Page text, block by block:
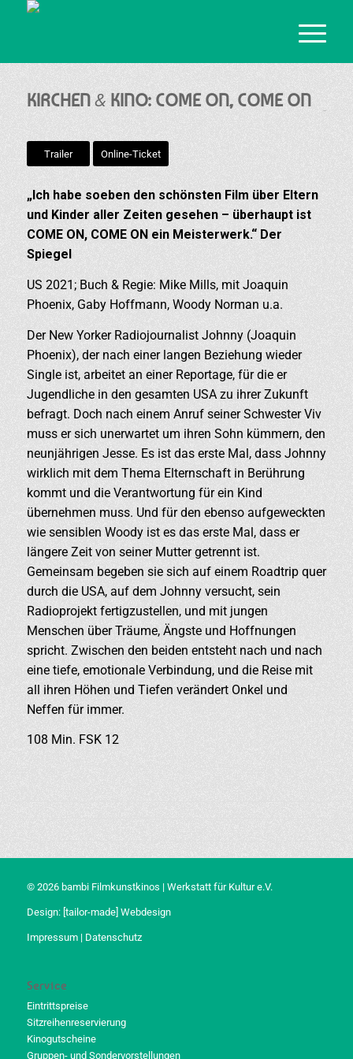
KIRCHEN& KINO: COME ON, COME ON
Trailer Online-Ticket
„Ich habe soeben den schönsten Film über Eltern
und Kinder aller Zeiten gesehen – überhaupt ist
COME ON, COME ON ein Meisterwerk.“ Der
Spiegel
US 2021; Buch & Regie: Mike Mills, mit Joaquin
Phoenix, Gaby Hoffmann, Woody Norman u.a.
Der New Yorker Radiojournalist Johnny (Joaquin
Phoenix), der nach einer langen Beziehung wieder
Single ist, arbeitet an einer Reportage, für die er
Jugendliche in den gesamten USA zu ihrer Zukunft
befragt. Doch nach einem Anruf seiner Schwester Viv
muss er sich unerwartet um ihren Sohn kümmern, den
neunjährigen Jesse. Es ist das erste Mal, dass Johnny
wirklich mit dem Thema Elternschaft in Berührung
kommt und die Verantwortung für ein Kind
übernehmen muss. Und für den ebenso aufgeweckten
wie sensiblen Woody ist es das erste Mal, dass er
längere Zeit von seiner Mutter getrennt ist.
Gemeinsam begeben sie sich auf einem Roadtrip quer
durch die USA, auf dem Johnny versucht, sein
Radioprojekt fertigzustellen, und mit jungen
Menschen über Träume, Ängste und Hoffnungen
spricht. Zwischen den beiden entsteht nach und nach
eine tiefe, emotionale Verbindung, und die Reise mit
all ihren Höhen und Tiefen verändert Onkel und
Neffen für immer.
108 Min. FSK 12
© 2026 bambi Filmkunstkinos | Werkstatt für Kultur e.V.
Design: [tailor-made] Webdesign
Impressum| Datenschutz
Service
Eintrittspreise
Sitzreihenreservierung
Kinogutscheine
Gruppen- und Sondervorstellungen